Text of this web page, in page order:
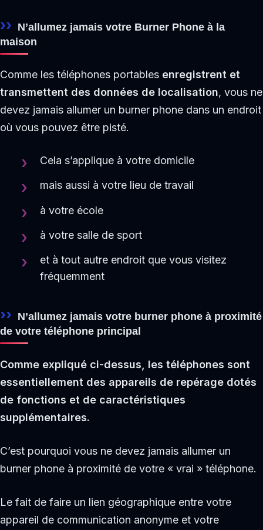
N’allumez jamais votre Burner Phone à la
maison
Comme les téléphones portables enregistrent et
transmettent des données de localisation, vous ne
devez jamais allumer un burner phone dans un endroit
où vous pouvez être pisté.
Cela s’applique à votre domicile
mais aussi à votre lieu de travail
à votre école
à votre salle de sport
et à tout autre endroit que vous visitez
fréquemment
N’allumez jamais votre burner phone à proximité
de votre téléphone principal
Comme expliqué ci-dessus, les téléphones sont
essentiellement des appareils de repérage dotés
de fonctions et de caractéristiques
supplémentaires.
C’est pourquoi vous ne devez jamais allumer un
burner phone à proximité de votre « vrai » téléphone.
Le fait de faire un lien géographique entre votre
appareil de communication anonyme et votre